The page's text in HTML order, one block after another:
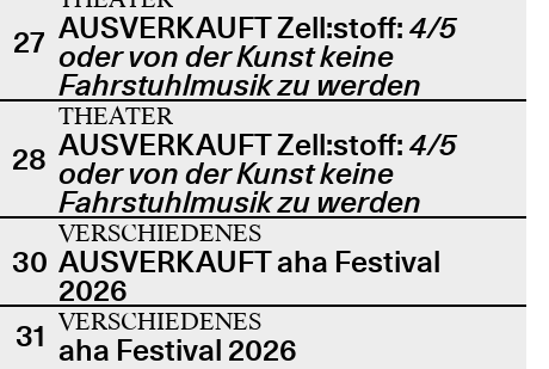
27 AUSVERKAUFT Zell:stoff: 4/5
oder von der Kunst keine
Fahrstuhlmusik zu werden
28
THEATER
AUSVERKAUFT Zell:stoff: 4/5
oder von der Kunst keine
Fahrstuhlmusik zu werden
30
VERSCHIEDENES
AUSVERKAUFT aha Festival
2026
31 VERSCHIEDENES
aha Festival 2026